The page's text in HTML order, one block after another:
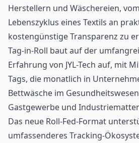
Herstellern und Wäschereien,
Lebenszyklus eines Textils an
kostengünstige Transparenz zu
Tag-in-Roll baut auf der
Erfahrung von JYL-Tech auf, mit
Tags, die monatlich in
Bettwäsche im
Gastgewerbe und
Das neue Roll-Fed-Format
umfassenderes Tracking-